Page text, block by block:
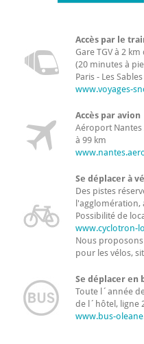
Accès par le
Gare TGV à 2 km
(20 minutes à
Paris - Les
www.voyages-
Accès par avion
Aéroport
à 99 km
Se déplacer à
Des pistes
l'agglomération,
Possibilité de
www.cyclotron-
Nous
pour les vélos,
Se déplacer en
Toute l´année
de l´hôtel, ligne
www.bus-